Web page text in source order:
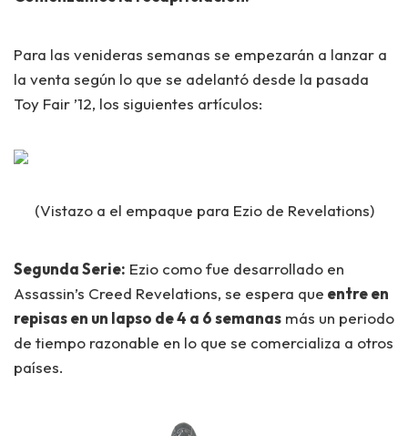
Para las venideras semanas se empezarán a lanzar a
la venta según lo que se adelantó desde la pasada
Toy Fair ’12, los siguientes artículos:
(Vistazo a el empaque para Ezio de Revelations)
Segunda Serie: Ezio como fue desarrollado en
Assassin’s Creed Revelations, se espera que entre en
repisas en un lapso de 4 a 6 semanas más un periodo
de tiempo razonable en lo que se comercializa a otros
países.